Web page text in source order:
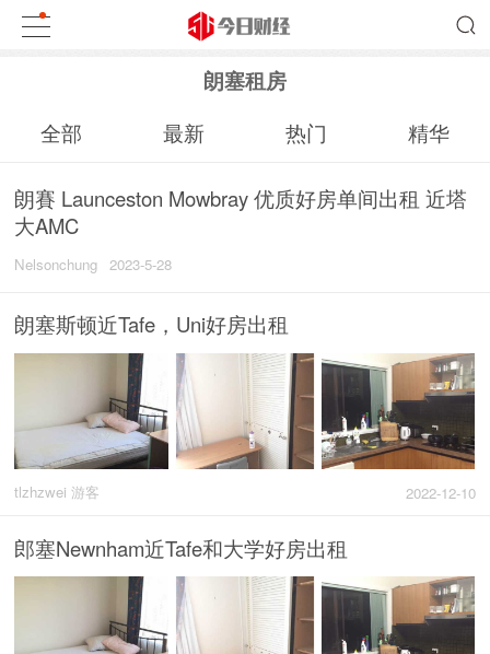
朗塞租房
全部 最新 热门 精华
朗賽 Launceston Mowbray 优质好房单间出租 近塔
大AMC
Nelsonchung 2023-5-28
朗塞斯顿近Tafe，Uni好房出租
tlzhzwei 游客 2022-12-10
郎塞Newnham近Tafe和大学好房出租